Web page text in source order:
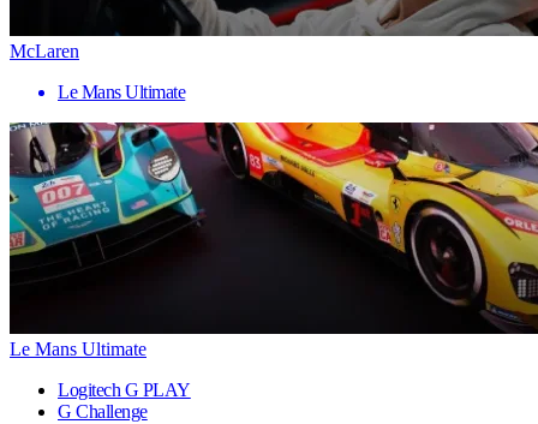
McLaren
Le Mans Ultimate
Le Mans Ultimate
Logitech G PLAY
G Challenge